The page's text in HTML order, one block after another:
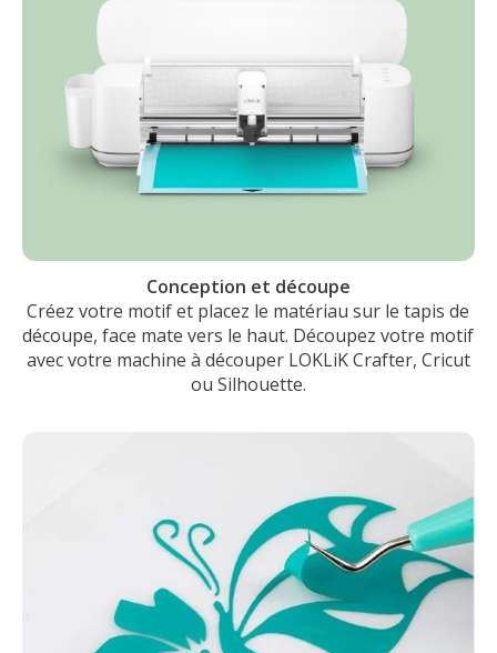
Conception et découpe
Créez votre motif et placez le matériau sur le tapis de
découpe, face mate vers le haut. Découpez votre motif
avec votre machine à découper LOKLiK Crafter, Cricut
ou Silhouette.